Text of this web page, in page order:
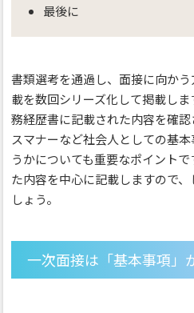
最後に
書類選考を通過し、面接に向か
載を数回シリーズ化して掲載し
務経歴書に記載された内容を確
スマナーなど社会人としての基
うかについても重要なポイント
た内容を中心に記載しますので
しょう。
一次面接は「基本事項」